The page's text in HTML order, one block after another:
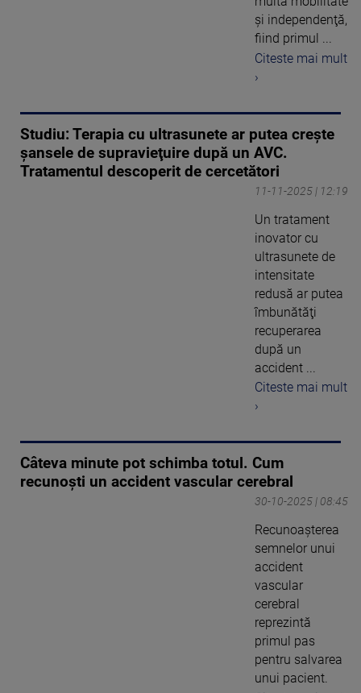
şi independenţă,
fiind primul ...
Citeste mai mult
›
Studiu: Terapia cu ultrasunete ar putea creşte
şansele de supravieţuire după un AVC.
Tratamentul descoperit de cercetători
11-11-2025 | 12:19
Un tratament
inovator cu
ultrasunete de
intensitate
redusă ar putea
îmbunătăţi
recuperarea
după un
accident ...
Citeste mai mult
›
Câteva minute pot schimba totul. Cum
recunoști un accident vascular cerebral
30-10-2025 | 08:45
Recunoașterea
semnelor unui
accident
vascular
cerebral
reprezintă
primul pas
pentru salvarea
unui pacient.